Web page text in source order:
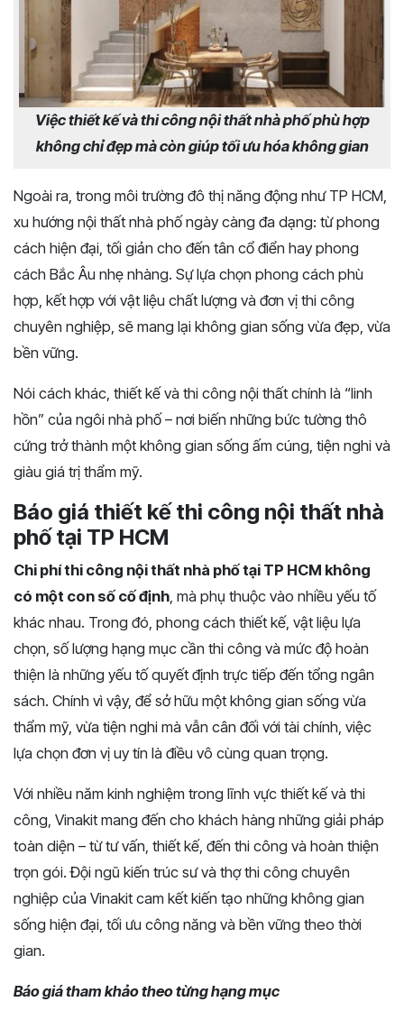
Việc thiết kế và thi công nội thất nhà phố phù hợp
không chỉ đẹp mà còn giúp tối ưu hóa không gian
Ngoài ra, trong môi trường đô thị năng động như TP HCM,
xu hướng nội thất nhà phố ngày càng đa dạng: từ phong
cách hiện đại, tối giản cho đến tân cổ điển hay phong
cách Bắc Âu nhẹ nhàng. Sự lựa chọn phong cách phù
hợp, kết hợp với vật liệu chất lượng và đơn vị thi công
chuyên nghiệp, sẽ mang lại không gian sống vừa đẹp, vừa
bền vững.
Nói cách khác, thiết kế và thi công nội thất chính là “linh
hồn” của ngôi nhà phố – nơi biến những bức tường thô
cứng trở thành một không gian sống ấm cúng, tiện nghi và
giàu giá trị thẩm mỹ.
Báo giá thiết kế thi công nội thất nhà
phố tại TP HCM
Chi phí thi công nội thất nhà phố tại TP HCM không
có một con số cố định, mà phụ thuộc vào nhiều yếu tố
khác nhau. Trong đó, phong cách thiết kế, vật liệu lựa
chọn, số lượng hạng mục cần thi công và mức độ hoàn
thiện là những yếu tố quyết định trực tiếp đến tổng ngân
sách. Chính vì vậy, để sở hữu một không gian sống vừa
thẩm mỹ, vừa tiện nghi mà vẫn cân đối với tài chính, việc
lựa chọn đơn vị uy tín là điều vô cùng quan trọng.
Với nhiều năm kinh nghiệm trong lĩnh vực thiết kế và thi
công, Vinakit mang đến cho khách hàng những giải pháp
toàn diện – từ tư vấn, thiết kế, đến thi công và hoàn thiện
trọn gói. Đội ngũ kiến trúc sư và thợ thi công chuyên
nghiệp của Vinakit cam kết kiến tạo những không gian
sống hiện đại, tối ưu công năng và bền vững theo thời
gian.
Báo giá tham khảo theo từng hạng mục